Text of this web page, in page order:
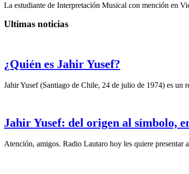
La estudiante de Interpretación Musical con mención en
Ultimas noticias
¿Quién es Jahir Yusef?
Jahir Yusef (Santiago de Chile, 24 de julio de 1974) es
Jahir Yusef: del origen al símbolo,
Atención, amigos. Radio Lautaro hoy les quiere presentar